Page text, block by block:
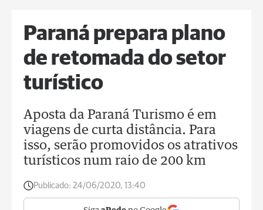
Paraná prepara plano
de retomada do setor
turístico
Aposta da Paraná Turismo é em
viagens de curta distância. Para
isso, serão promovidos os atrativos
turísticos num raio de 200 km
Publicado: 24/06/2020, 13:40